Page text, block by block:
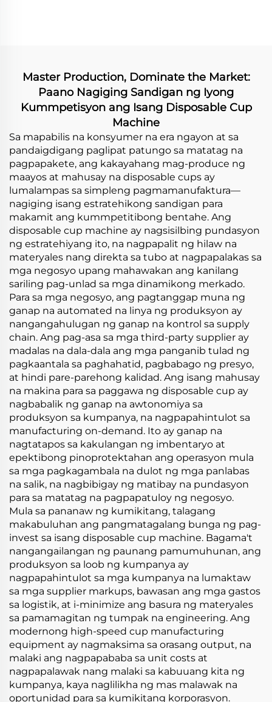
Master Production, Dominate the Market:
Paano Nagiging Sandigan ng Iyong
Kummpetisyon ang Isang Disposable Cup
Machine
Sa mapabilis na konsyumer na era ngayon at sa
pandaigdigang paglipat patungo sa matatag na
pagpapakete, ang kakayahang mag-produce ng
maayos at mahusay na disposable cups ay
lumalampas sa simpleng pagmamanufaktura—
nagiging isang estratehikong sandigan para
makamit ang kummpetitibong bentahe. Ang
disposable cup machine ay nagsisilbing pundasyon
ng estratehiyang ito, na nagpapalit ng hilaw na
materyales nang direkta sa tubo at nagpapalakas sa
mga negosyo upang mahawakan ang kanilang
sariling pag-unlad sa mga dinamikong merkado.
Para sa mga negosyo, ang pagtanggap muna ng
ganap na automated na linya ng produksyon ay
nangangahulugan ng ganap na kontrol sa supply
chain. Ang pag-asa sa mga third-party supplier ay
madalas na dala-dala ang mga panganib tulad ng
pagkaantala sa paghahatid, pagbabago ng presyo,
at hindi pare-parehong kalidad. Ang isang mahusay
na makina para sa paggawa ng disposable cup ay
nagbabalik ng ganap na awtonomiya sa
produksyon sa kumpanya, na nagpapahintulot sa
manufacturing on-demand. Ito ay ganap na
nagtatapos sa kakulangan ng imbentaryo at
epektibong pinoprotektahan ang operasyon mula
sa mga pagkagambala na dulot ng mga panlabas
na salik, na nagbibigay ng matibay na pundasyon
para sa matatag na pagpapatuloy ng negosyo.
Mula sa pananaw ng kumikitang, talagang
makabuluhan ang pangmatagalang bunga ng pag-
invest sa isang disposable cup machine. Bagama't
nangangailangan ng paunang pamumuhunan, ang
produksyon sa loob ng kumpanya ay
nagpapahintulot sa mga kumpanya na lumaktaw
sa mga supplier markups, bawasan ang mga gastos
sa logistik, at i-minimize ang basura ng materyales
sa pamamagitan ng tumpak na engineering. Ang
modernong high-speed cup manufacturing
equipment ay nagmaksima sa orasang output, na
malaki ang nagpapababa sa unit costs at
nagpapalawak nang malaki sa kabuuang kita ng
kumpanya, kaya naglilikha ng mas malawak na
oportunidad para sa kumikitang korporasyon.